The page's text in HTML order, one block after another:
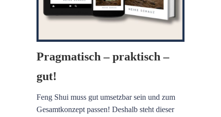
Pragmatisch – praktisch –
gut!
Feng Shui muss gut umsetzbar sein und zum
Gesamtkonzept passen! Deshalb steht dieser